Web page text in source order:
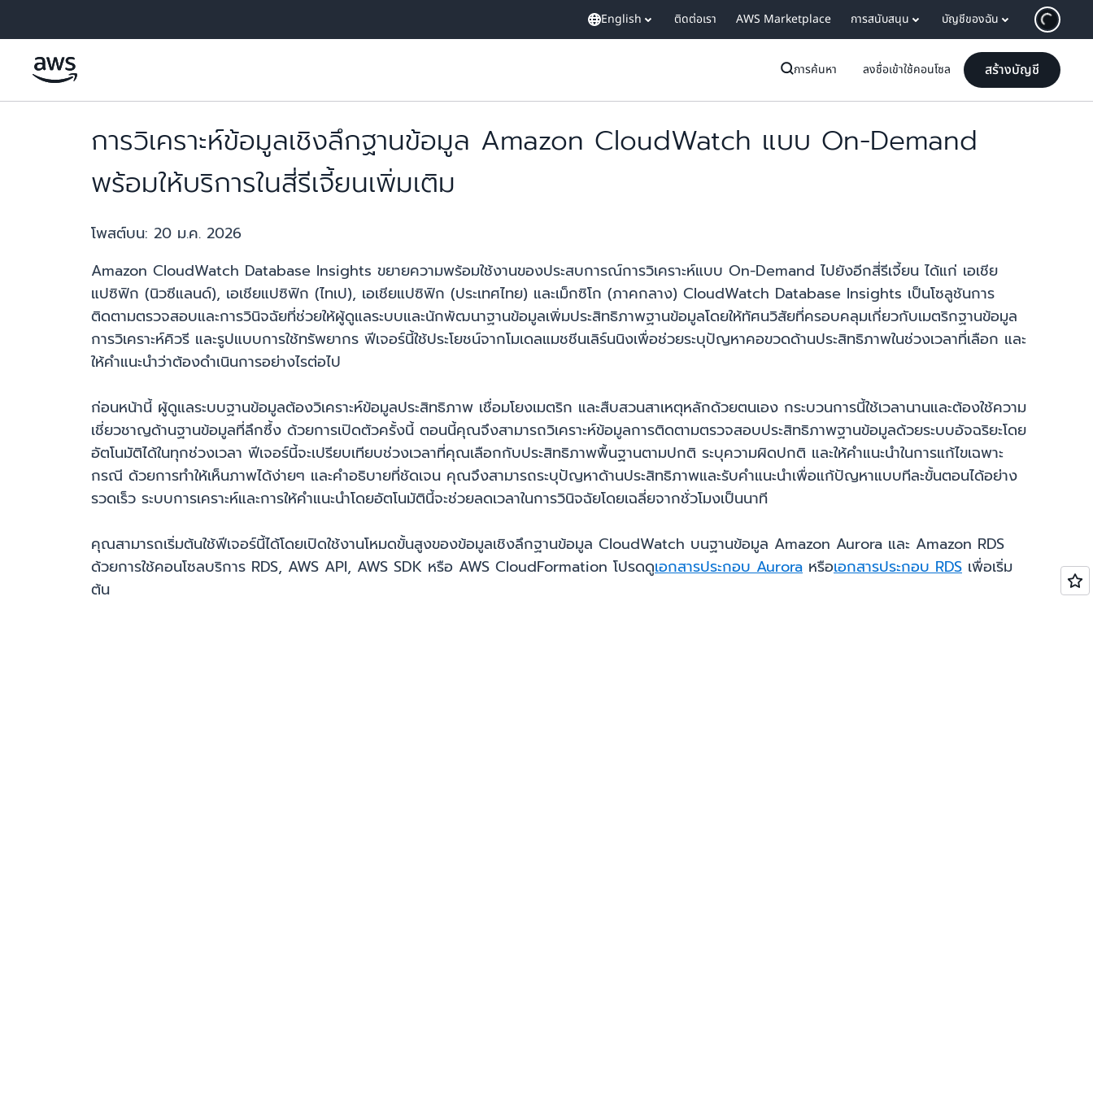
English ติดต่อเรา AWS Marketplace การสนับสนุน บัญชีของฉัน
การค้นหา ลงชื่อเข้าใช้คอนโซล สร้างบัญชี
การวิเคราะห์ข้อมูลเชิงลึกฐานข้อมูล Amazon CloudWatch แบบ On-Demand
พร้อมให้บริการในสี่รีเจี้ยนเพิ่มเติม
โพสต์บน: 20 ม.ค. 2026
Amazon CloudWatch Database Insights ขยายความพร้อมใช้งานของประสบการณ์การวิเคราะห์แบบ On-Demand ไปยังอีกสี่รีเจี้ยน ได้แก่ เอเชีย
แปซิฟิก (นิวซีแลนด์), เอเชียแปซิฟิก (ไทเป), เอเชียแปซิฟิก (ประเทศไทย) และเม็กซิโก (ภาคกลาง) CloudWatch Database Insights เป็นโซลูชันการ
ติดตามตรวจสอบและการวินิจฉัยที่ช่วยให้ผู้ดูแลระบบและนักพัฒนาฐานข้อมูลเพิ่มประสิทธิภาพฐานข้อมูลโดยให้ทัศนวิสัยที่ครอบคลุมเกี่ยวกับเมตริกฐานข้อมูล
การวิเคราะห์คิวรี และรูปแบบการใช้ทรัพยากร ฟีเจอร์นี้ใช้ประโยชน์จากโมเดลแมชชีนเลิร์นนิงเพื่อช่วยระบุปัญหาคอขวดด้านประสิทธิภาพในช่วงเวลาที่เลือก และ
ให้คำแนะนำว่าต้องดำเนินการอย่างไรต่อไป
ก่อนหน้านี้ ผู้ดูแลระบบฐานข้อมูลต้องวิเคราะห์ข้อมูลประสิทธิภาพ เชื่อมโยงเมตริก และสืบสวนสาเหตุหลักด้วยตนเอง กระบวนการนี้ใช้เวลานานและต้องใช้ความ
เชี่ยวชาญด้านฐานข้อมูลที่ลึกซึ้ง ด้วยการเปิดตัวครั้งนี้ ตอนนี้คุณจึงสามารถวิเคราะห์ข้อมูลการติดตามตรวจสอบประสิทธิภาพฐานข้อมูลด้วยระบบอัจฉริยะโดย
อัตโนมัติได้ในทุกช่วงเวลา ฟีเจอร์นี้จะเปรียบเทียบช่วงเวลาที่คุณเลือกกับประสิทธิภาพพื้นฐานตามปกติ ระบุความผิดปกติ และให้คำแนะนำในการแก้ไขเฉพาะ
กรณี ด้วยการทำให้เห็นภาพได้ง่ายๆ และคำอธิบายที่ชัดเจน คุณจึงสามารถระบุปัญหาด้านประสิทธิภาพและรับคำแนะนำเพื่อแก้ปัญหาแบบทีละขั้นตอนได้อย่าง
รวดเร็ว ระบบการเคราะห์และการให้คำแนะนำโดยอัตโนมัตินี้จะช่วยลดเวลาในการวินิจฉัยโดยเฉลี่ยจากชั่วโมงเป็นนาที
คุณสามารถเริ่มต้นใช้ฟีเจอร์นี้ได้โดยเปิดใช้งานโหมดขั้นสูงของข้อมูลเชิงลึกฐานข้อมูล CloudWatch บนฐานข้อมูล Amazon Aurora และ Amazon RDS
ด้วยการใช้คอนโซลบริการ RDS, AWS API, AWS SDK หรือ AWS CloudFormation โปรดดูเอกสารประกอบ Aurora หรือเอกสารประกอบ RDS เพื่อเริ่ม
ต้น